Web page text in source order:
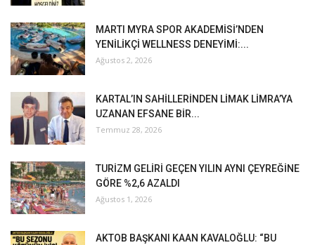
MARTI MYRA SPOR AKADEMİSİ’NDEN
YENİLİKÇİ WELLNESS DENEYİMİ:...
Ağustos 2, 2026
KARTAL’IN SAHİLLERİNDEN LİMAK LİMRA’YA
UZANAN EFSANE BİR...
Temmuz 28, 2026
TURİZM GELİRİ GEÇEN YILIN AYNI ÇEYREĞİNE
GÖRE %2,6 AZALDI
Ağustos 1, 2026
AKTOB BAŞKANI KAAN KAVALOĞLU: “BU